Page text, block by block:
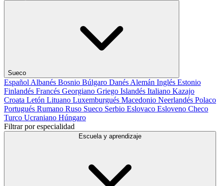
Sueco
Español Albanés Bosnio Búlgaro Danés Alemán Inglés Estonio
Finlandés Francés Georgiano Griego Islandés Italiano Kazajo
Croata Letón Lituano Luxemburgués Macedonio Neerlandés Polaco
Portugués Rumano Ruso Sueco Serbio Eslovaco Esloveno Checo
Turco Ucraniano Húngaro
Filtrar por especialidad
Escuela y aprendizaje